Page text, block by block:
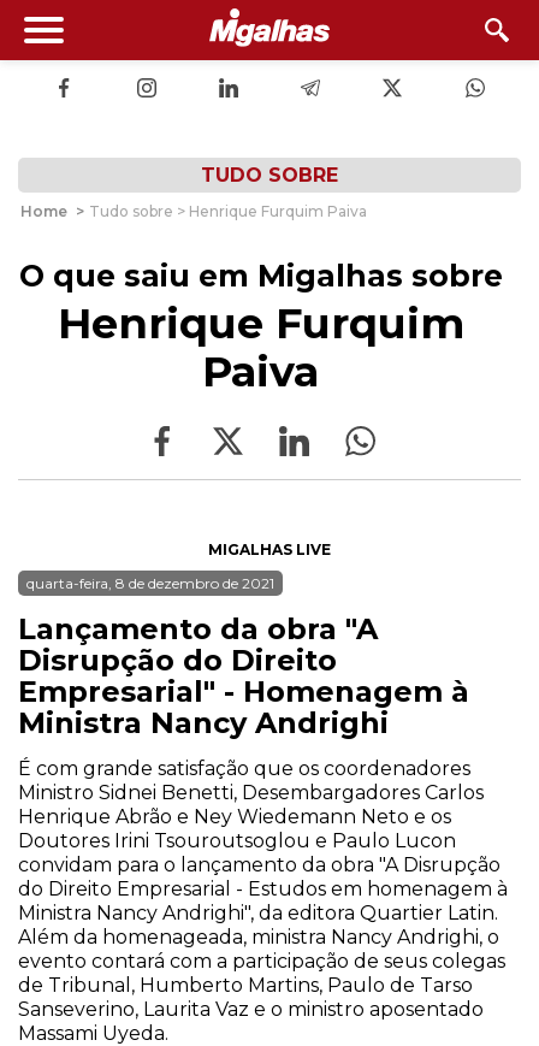
TUDO SOBRE
Home > Tudo sobre > Henrique Furquim Paiva
O que saiu em Migalhas sobre
Henrique Furquim
Paiva
MIGALHAS LIVE
quarta-feira, 8 de dezembro de 2021
Lançamento da obra "A
Disrupção do Direito
Empresarial" - Homenagem à
Ministra Nancy Andrighi
É com grande satisfação que os coordenadores
Ministro Sidnei Benetti, Desembargadores Carlos
Henrique Abrão e Ney Wiedemann Neto e os
Doutores Irini Tsouroutsoglou e Paulo Lucon
convidam para o lançamento da obra "A Disrupção
do Direito Empresarial - Estudos em homenagem à
Ministra Nancy Andrighi", da editora Quartier Latin.
Além da homenageada, ministra Nancy Andrighi, o
evento contará com a participação de seus colegas
de Tribunal, Humberto Martins, Paulo de Tarso
Sanseverino, Laurita Vaz e o ministro aposentado
Massami Uyeda.